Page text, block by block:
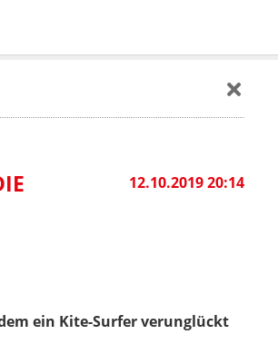
12.10.2019 20:14
ein Kite-Surfer verunglückt